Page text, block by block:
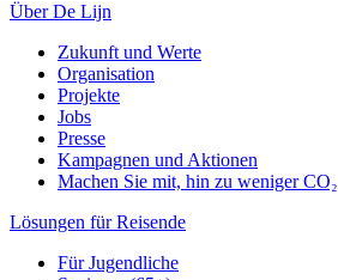
Über De Lijn
Zukunft und Werte
Organisation
Projekte
Jobs
Presse
Kampagnen und Aktionen
Machen Sie mit, hin zu weniger CO₂
Lösungen für Reisende
Für Jugendliche